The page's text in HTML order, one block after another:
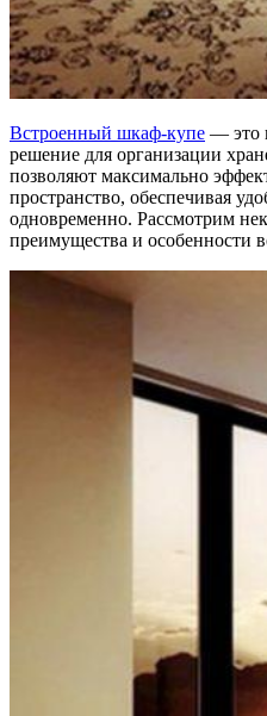
Встроенный шкаф-купе — это
решение для организации
позволяют максимально
пространство, обеспечивая
одновременно. Рассмотрим
преимущества и особенности